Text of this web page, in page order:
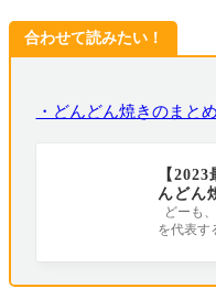
合わせて読みたい！
・どんどん焼きのまと
【
んどん
どーも
を代表す